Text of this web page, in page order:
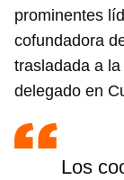
prominentes
cofundadora
trasladada a
delegado en
Los